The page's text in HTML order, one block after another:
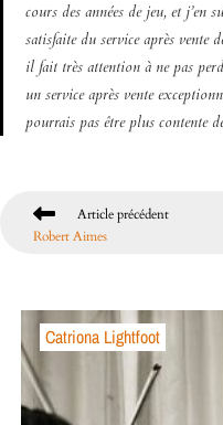
cours des années de jeu, et j’en
satisfaite du service après vente
il fait très attention à ne pas
un service après vente
pourrais pas être plus contente
Article précédent
Robert Aimes
Catriona Lightfoot